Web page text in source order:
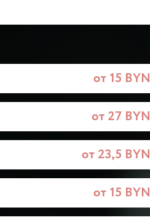
от 15 BYN
от 27 BYN
от 23,5 BYN
от 15 BYN